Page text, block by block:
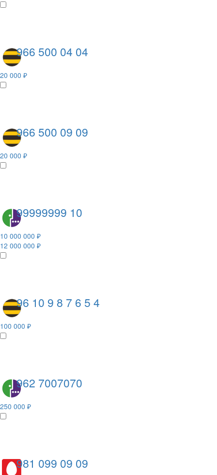
966 500 04 04
20 000 ₽
966 500 09 09
20 000 ₽
99999999 10
10 000 000 ₽
12 000 000 ₽
96 10 9 8 7 6 5 4
100 000 ₽
962 7007070
250 000 ₽
981 099 09 09